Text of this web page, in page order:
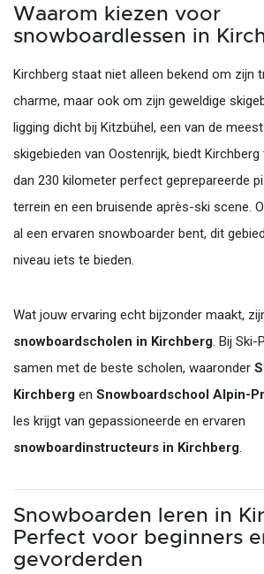
Waarom kiezen voor
snowboardlessen in
Kirchberg staat niet alleen bekend om zijn
charme, maar ook om zijn geweldige
ligging dicht bij Kitzbühel, een van de
skigebieden van Oostenrijk, biedt
dan 230 kilometer perfect geprepareerde
terrein en een bruisende après-ski scene.
al een ervaren snowboarder bent, dit
niveau iets te bieden.
Wat jouw ervaring echt bijzonder maakt,
snowboardscholen in Kirchberg. Bij Ski-
samen met de beste scholen, waaronder
Kirchberg en Snowboardschool Alpin-
les krijgt van gepassioneerde en ervaren
snowboardinstructeurs in Kirchberg.
Snowboarden leren in
Perfect voor beginners
gevorderden